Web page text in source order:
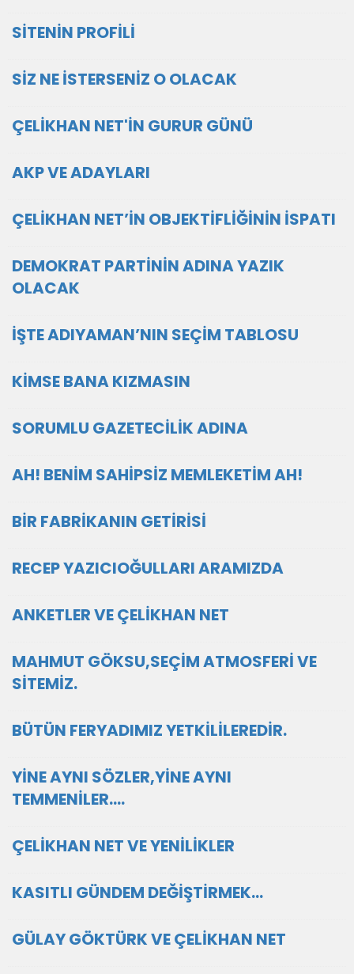
SİTENİN PROFİLİ
SİZ NE İSTERSENİZ O OLACAK
ÇELİKHAN NET'İN GURUR GÜNÜ
AKP VE ADAYLARI
ÇELİKHAN NET’İN OBJEKTİFLİĞİNİN İSPATI
DEMOKRAT PARTİNİN ADINA YAZIK
OLACAK
İŞTE ADIYAMAN’NIN SEÇİM TABLOSU
KİMSE BANA KIZMASIN
SORUMLU GAZETECİLİK ADINA
AH! BENİM SAHİPSİZ MEMLEKETİM AH!
BİR FABRİKANIN GETİRİSİ
RECEP YAZICIOĞULLARI ARAMIZDA
ANKETLER VE ÇELİKHAN NET
MAHMUT GÖKSU,SEÇİM ATMOSFERİ VE
SİTEMİZ.
BÜTÜN FERYADIMIZ YETKİLİLEREDİR.
YİNE AYNI SÖZLER,YİNE AYNI
TEMMENİLER....
ÇELİKHAN NET VE YENİLİKLER
KASITLI GÜNDEM DEĞİŞTİRMEK...
GÜLAY GÖKTÜRK VE ÇELİKHAN NET